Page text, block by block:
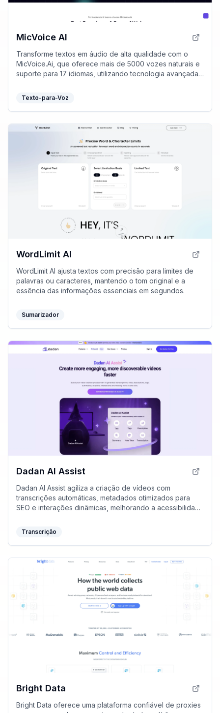
MicVoice AI
Transforme textos em áudio de alta qualidade com o
MicVoice.Ai, que oferece mais de 5000 vozes naturais e
suporte para 17 idiomas, utilizando tecnologia avançada
Texto-para-Voz
WordLimit AI
WordLimit AI ajusta textos com precisão para limites de
palavras ou caracteres, mantendo o tom original e a
essência das informações essenciais em segundos.
Sumarizador
Dadan AI Assist
Dadan AI Assist agiliza a criação de vídeos com
transcrições automáticas, metadados otimizados para
SEO e interações dinâmicas, melhorando a acessibilidade
Transcrição
Bright Data
Bright Data oferece uma plataforma confiável de proxies